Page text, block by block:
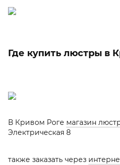
Где купить люстры в
В Кривом Роге магазин
Электрическая 8
также заказать через